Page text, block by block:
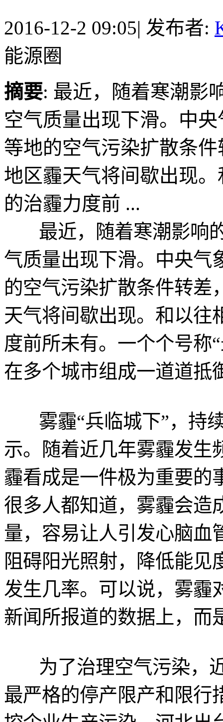
2016-12-2 09:05| 发布者:
能源圈
摘要: 最近，随着寒潮影
空气质量出现下滑。中
等地的空气污染扩散条
地区霾天气将间歇出现
的治霾力度前 ...
最近，随着寒潮影响的
气质量出现下滑。中央气
的空气污染扩散条件转差
天气将间歇出现。和以往
度前所未有。一个个号称
在多个城市组成一道道抵
雾霾“兵临城下”，持
示。随着近几年雾霾发生
霾看成是一件极为重要的
很多人都知道，雾霾会造
量，容易让人引发心脑血
阻碍阳光照射，降低能见
发生几率。可以说，雾霾
新闻所报道的数据上，而
为了治理空气污染，近
最严格的停产限产和限行